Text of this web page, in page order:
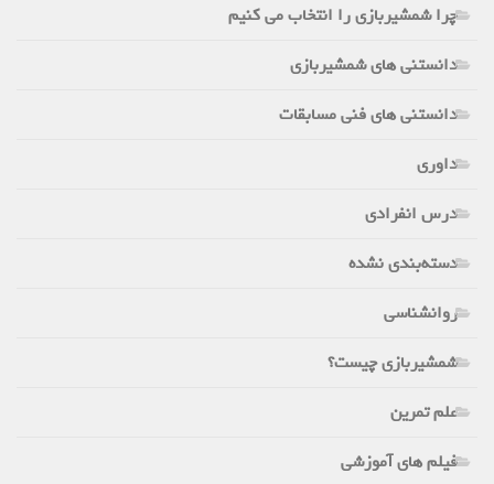
چرا شمشیربازی را انتخاب می کنیم
دانستنی های شمشیربازی
دانستنی های فنی مسابقات
داوری
درس انفرادی
دسته‌بندی نشده
روانشناسی
شمشیربازی چیست؟
علم تمرین
فیلم های آموزشی